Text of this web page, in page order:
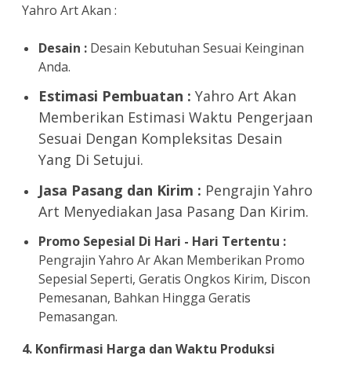
Yahro Art Akan :
Desain : Desain Kebutuhan Sesuai Keinginan
Anda.
Estimasi Pembuatan : Yahro Art Akan
Memberikan Estimasi Waktu Pengerjaan
Sesuai Dengan Kompleksitas Desain
Yang Di Setujui.
Jasa Pasang dan Kirim : Pengrajin Yahro
Art Menyediakan Jasa Pasang Dan Kirim.
Promo Sepesial Di Hari - Hari Tertentu :
Pengrajin Yahro Ar Akan Memberikan Promo
Sepesial Seperti, Geratis Ongkos Kirim, Discon
Pemesanan, Bahkan Hingga Geratis
Pemasangan.
4. Konfirmasi Harga dan Waktu Produksi